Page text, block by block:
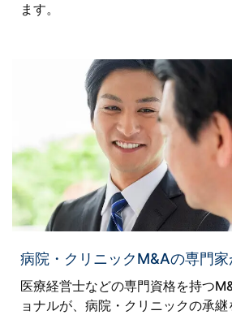
ます。
病院・クリニックM&Aの専門家
医療経営士などの専門資格を持つ
ョナルが、病院・クリニックの承